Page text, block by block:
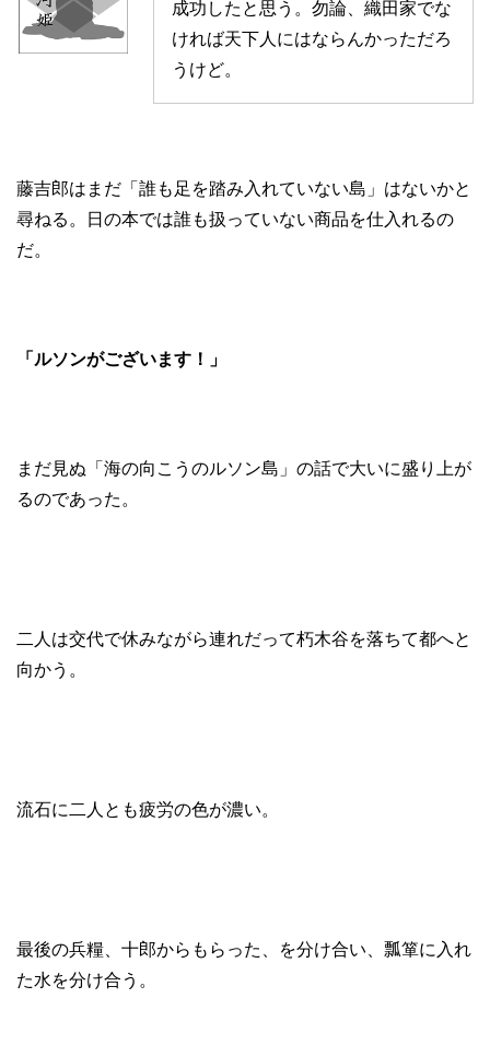
成功したと思う。勿論、織田家でな
ければ天下人にはならんかっただろ
うけど。
藤吉郎はまだ「誰も足を踏み入れていない島」はないかと
尋ねる。日の本では誰も扱っていない商品を仕入れるの
だ。
「ルソンがございます！」
まだ見ぬ「海の向こうのルソン島」の話で大いに盛り上が
るのであった。
二人は交代で休みながら連れだって朽木谷を落ちて都へと
向かう。
流石に二人とも疲労の色が濃い。
最後の兵糧、十郎からもらった、を分け合い、瓢箪に入れ
た水を分け合う。